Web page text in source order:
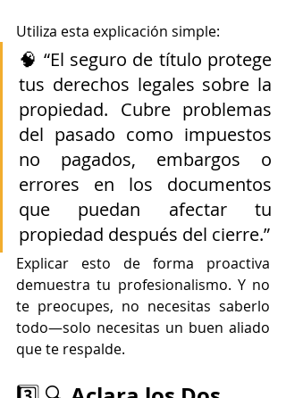
Utiliza esta explicación simple:
🧠 “El seguro de título protege
tus derechos legales sobre la
propiedad. Cubre problemas
del pasado como impuestos
no pagados, embargos o
errores en los documentos
que puedan afectar tu
propiedad después del cierre.”
Explicar esto de forma proactiva
demuestra tu profesionalismo. Y no
te preocupes, no necesitas saberlo
todo—solo necesitas un buen aliado
que te respalde.